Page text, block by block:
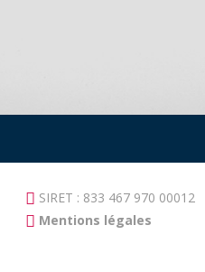
SIRET : 833 467 970 00012
Mentions légales